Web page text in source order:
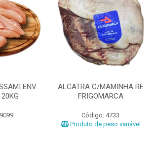
ENV
ALCATRA C/MAMINHA RF
FRIGOMARCA
Código: 4733
Produto de peso variável